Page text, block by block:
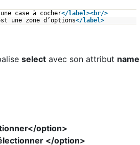
case à cocher</label><br/>
une zone d’options</label>
select avec son attribut name
option>
</option>